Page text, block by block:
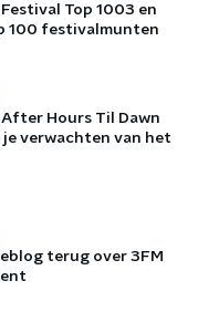
Top 1003 en
100 festivalmunten
After Hours Til Dawn
je verwachten van het
terug over 3FM